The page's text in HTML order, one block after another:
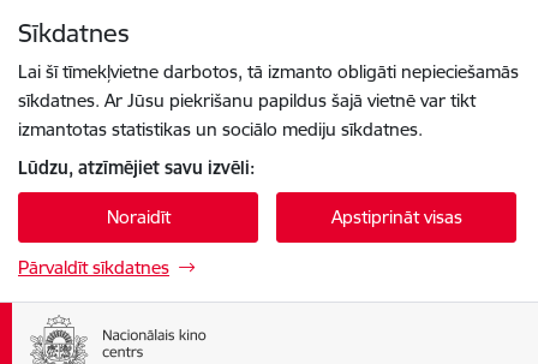
Sīkdatnes
Lai šī tīmekļvietne darbotos, tā izmanto obligāti nepieciešamās
sīkdatnes. Ar Jūsu piekrišanu papildus šajā vietnē var tikt
izmantotas statistikas un sociālo mediju sīkdatnes.
Lūdzu, atzīmējiet savu izvēli:
Noraidīt Apstiprināt visas
Pārvaldīt sīkdatnes